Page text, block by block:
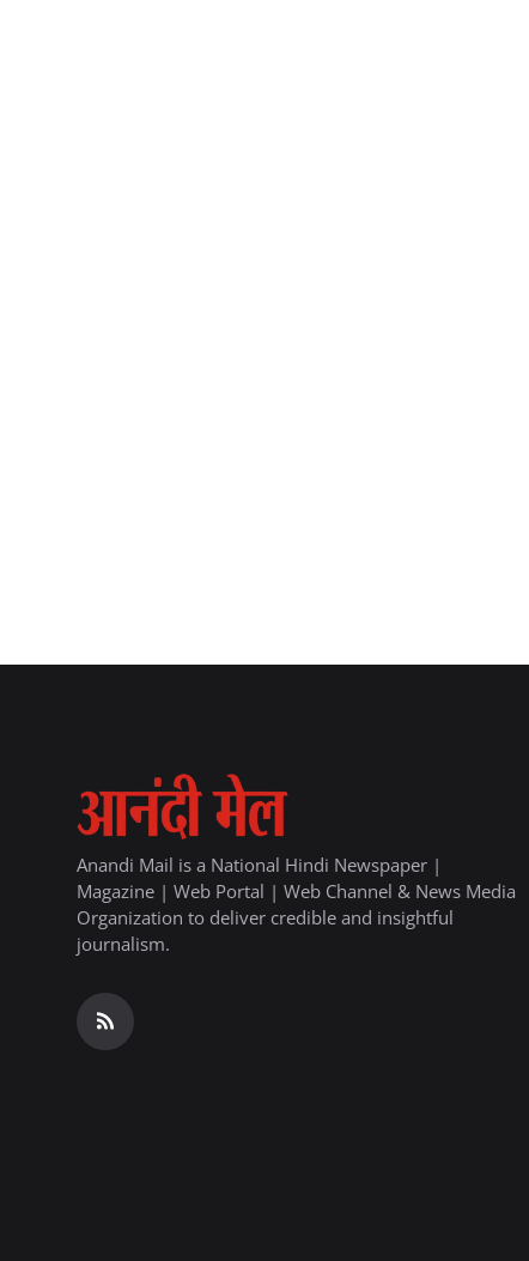
Anandi Mail is a National Hindi Newspaper |
Magazine | Web Portal | Web Channel & News Media
Organization to deliver credible and insightful
journalism.